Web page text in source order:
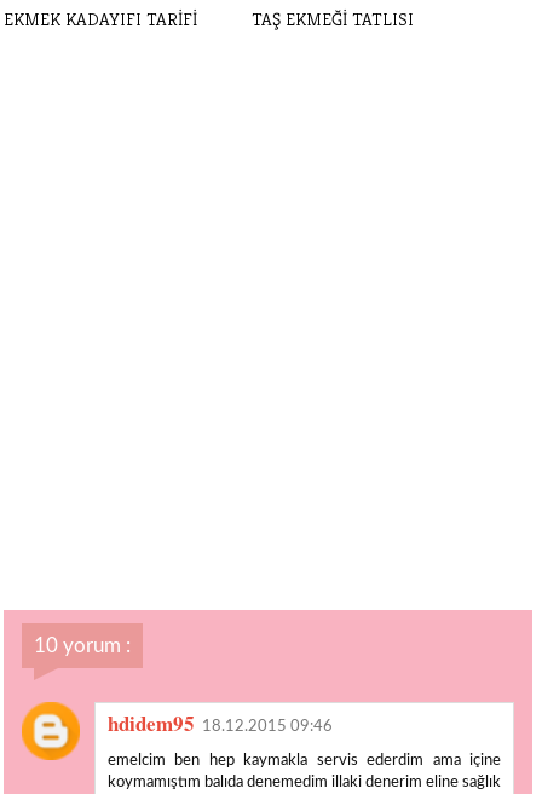
EKMEK KADAYIFI TARİFİ TAŞ EKMEĞİ TATLISI
10 yorum :
hdidem95 18.12.2015 09:46
emelcim ben hep kaymakla servis ederdim ama içine
koymamıştım balıda denemedim illaki denerim eline sağlık